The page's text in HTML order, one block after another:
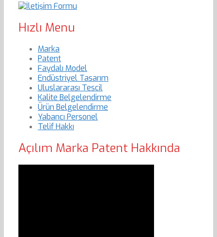
Hızlı Menu
Marka
Patent
Faydalı Model
Endüstriyel Tasarım
Uluslararası Tescil
Kalite Belgelendirme
Ürün Belgelendirme
Yabancı Personel
Telif Hakkı
Açılım Marka Patent Hakkında